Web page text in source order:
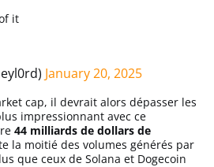
it
January 20, 2025
cap, il devrait alors dépasser les
impressionnant avec ce
44 milliards de dollars de
la moitié des volumes générés par
que ceux de Solana et Dogecoin